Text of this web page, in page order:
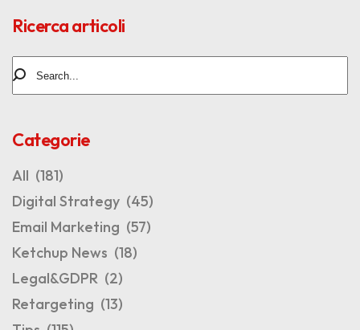
Ricerca articoli
Categorie
All (181)
Digital Strategy (45)
Email Marketing (57)
Ketchup News (18)
Legal&GDPR (2)
Retargeting (13)